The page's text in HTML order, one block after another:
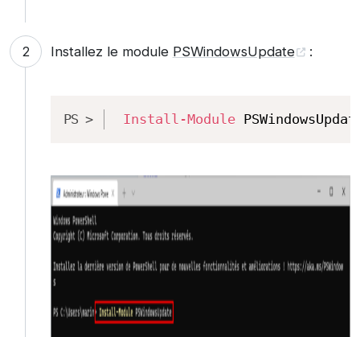
Installez le module PSWindowsUpdate :
Install-Module Copy